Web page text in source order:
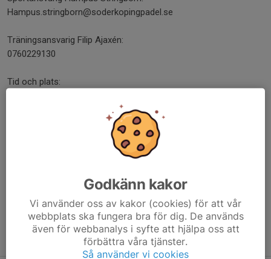
Hampus.stringborn@soderkopingpadel.se
Träningsansvarig Filip Ajaxén:
0760229130
Tid och plats:
Damlaget: 2/9 kl 19:00 i hallen.
Tidigare nyheter
Godkänn kakor
Vi använder oss av kakor (cookies) för att vår
webbplats ska fungera bra för dig. De används
även för webbanalys i syfte att hjälpa oss att
förbättra våra tjänster.
Så använder vi cookies